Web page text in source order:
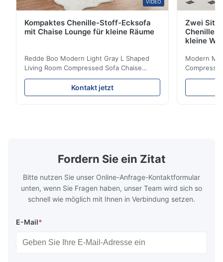
VIDEO
Kompaktes Chenille-Stoff-Ecksofa
mit Chaise Lounge für kleine Räume
Redde Boo Modern Light Gray L Shaped
Living Room Compressed Sofa Chaise
Lounge Product Overview High resilience
soft sectional sofa designed for small
spaces, featuring a contemporary light gray
Kontakt jetzt
Zwei
Chenille
kleine
Modern
Room
Fordern Sie ein Zitat
Bitte nutzen Sie unser Online-Anfrage-Kontaktformular
unten, wenn Sie Fragen haben, unser Team wird sich so
schnell wie möglich mit Ihnen in Verbindung setzen.
E-Mail*